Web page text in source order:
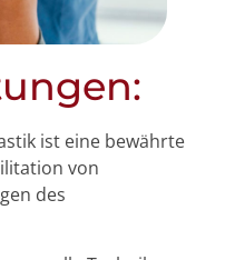
ist eine bewährte
von
des